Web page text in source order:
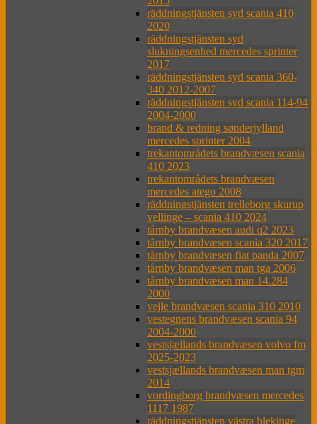
räddningstjänsten syd scania 410
2020
räddningstjänsten syd
slukningsenhed mercedes sprinter
2017
räddningstjänsten syd scania 360-
340 2012-2007
räddningstjänsten syd scania 114-94
2004-2000
brand & redning sønderjylland
mercedes sprinter 2004
trekantområdets brandvæsen scania
410 2023
trekantområdets brandvæsen
mercedes atego 2008
räddningstjänsten trelleborg skurup
vellinge – scania 410 2024
tårnby brandvæsen audi q2 2023
tårnby brandvæsen scania 320 2017
tårnby brandvæsen fiat panda 2007
tårnby brandvæsen man tga 2006
tårnby brandvæsen man 14.284
2000
vejle brandvæsen scania 310 2010
vestegnens brandvæsen scania 94
2004-2000
vestsjællands brandvæsen volvo fm
2025-2023
vestsjællands brandvæsen man tgm
2014
vordingborg brandvæsen mercedes
1117 1987
räddningstjänsten västra blekinge